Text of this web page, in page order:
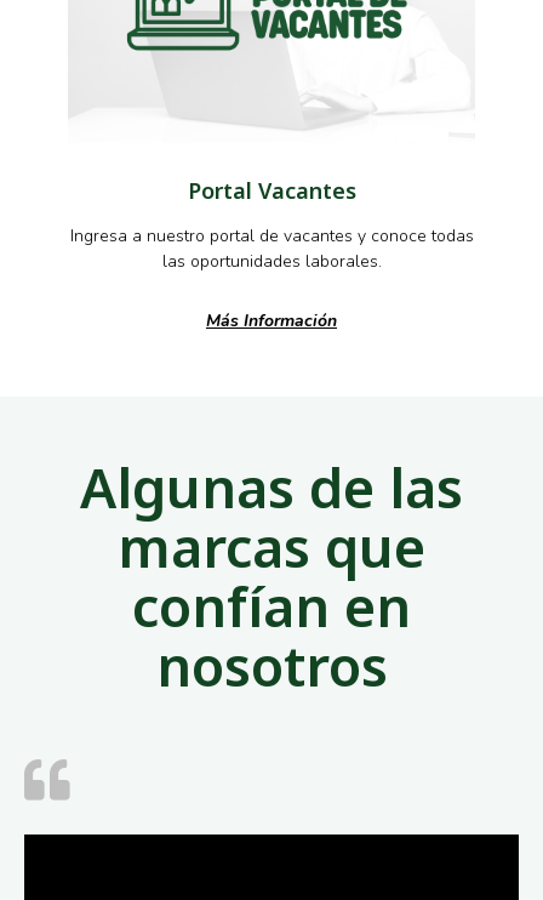
Portal Vacantes
Ingresa a nuestro portal de vacantes y conoce todas
las oportunidades laborales.
Más Información
Algunas de las
marcas que
confían en
nosotros